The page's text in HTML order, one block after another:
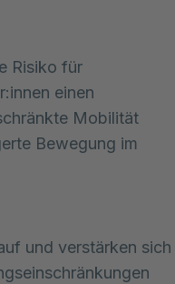
Risiko für
einen
Mobilität
Bewegung im
und verstärken sich